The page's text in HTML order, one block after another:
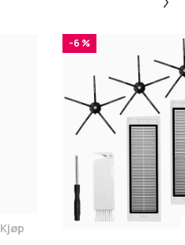
Legg K18 Airwash Dry
Kjøp
-6 %